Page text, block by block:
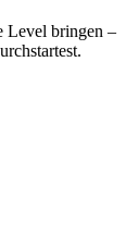
Level bringen –